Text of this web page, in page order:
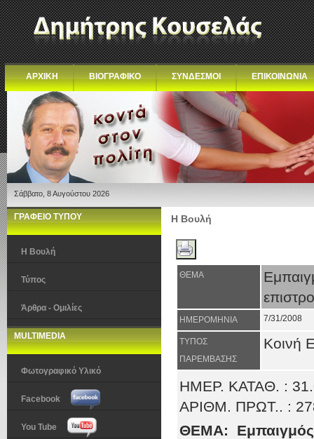
ΑΡΧΙΚΗ ΒΙΟΓΡΑΦΙΚΟ ΣΥΝΔΕΣΜΟΙ ΕΠΙΚΟΙΝΩΝΙΑ
Σάββατο, 8 Αυγούστου 2026
ΓΡΑΦΕΙΟ ΤΥΠΟΥ
Η Βουλή
Τύπος
Άρθρα - Ομιλίες
MULTIMEDIA
Φωτογραφικό Υλικό
Facebook
You Tube
Η Βουλή
ΘΕΜΑ
ΗΜΕΡΟΜΗΝΙΑ 7/31/2008
ΤΥΠΟΣ
ΠΑΡΕΜΒΑΣΗΣ
Κοινή
ΗΜΕΡ. ΚΑΤΑΘ. :
ΑΡΙΘΜ. ΠΡΩΤ.. :
ΘΕΜΑ: Εμπαιγμός